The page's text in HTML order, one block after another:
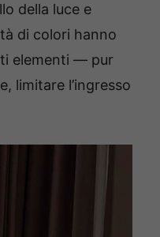
della luce e
di colori hanno
elementi — pur
limitare l’ingresso